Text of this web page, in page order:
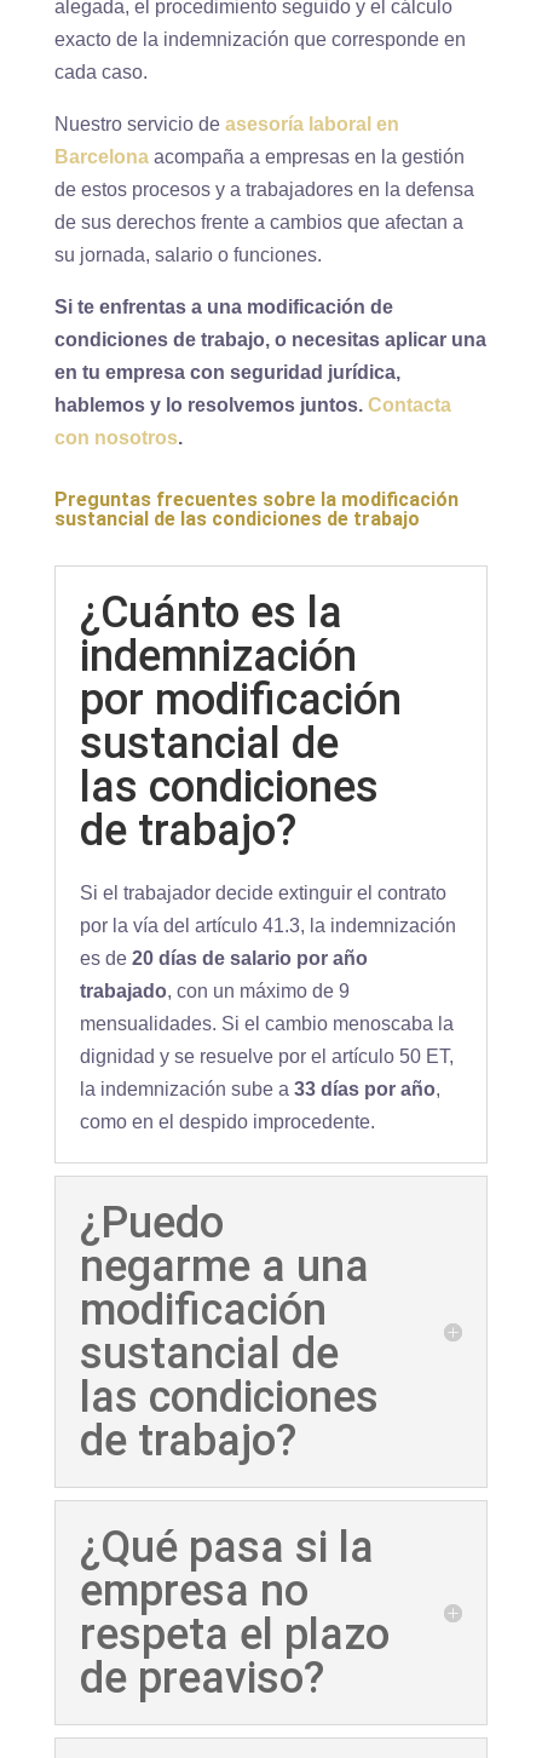
alegada, el procedimiento seguido y el cálculo
exacto de la indemnización que corresponde en
cada caso.
Nuestro servicio de asesoría laboral en
Barcelonaacompaña a empresas en la gestión
de estos procesos y a trabajadores en la defensa
de sus derechos frente a cambios que afectan a
su jornada, salario o funciones.
Si te enfrentas a una modificación de
condiciones de trabajo, o necesitas aplicar una
en tu empresa con seguridad jurídica,
hablemos y lo resolvemos juntos. Contacta
con nosotros.
Preguntas frecuentes sobre la modificación
sustancial de las condiciones de trabajo
¿Cuánto es la
indemnización
por modificación
sustancial de
las condiciones
de trabajo?
Si el trabajador decide extinguir el contrato
por la vía del artículo 41.3, la indemnización
es de 20 días de salario por año
trabajado, con un máximo de 9
mensualidades. Si el cambio menoscaba la
dignidad y se resuelve por el artículo 50 ET,
la indemnización sube a 33 días por año,
como en el despido improcedente.
¿Puedo
negarme a una
modificación
sustancial de
las condiciones
de trabajo?
¿Qué pasa si la
empresa no
respeta el plazo
de preaviso?